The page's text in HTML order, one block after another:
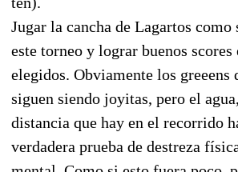
Jugar la cancha de Lagartos como
este torneo y lograr buenos scores
elegidos. Obviamente los greeens
siguen siendo joyitas, pero el
distancia que hay en el recorrido
verdadera prueba de destreza